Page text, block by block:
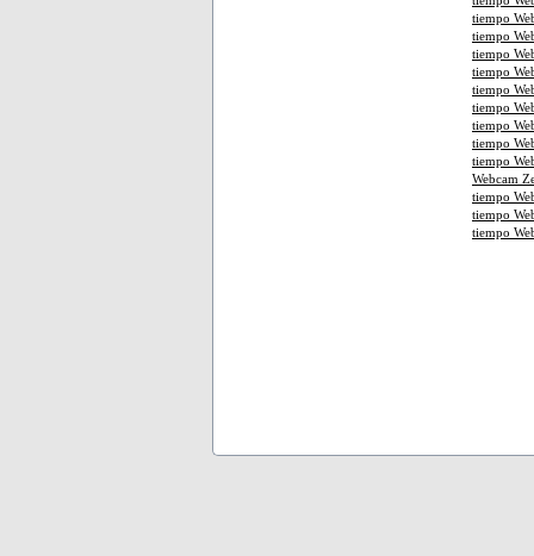
tiempo
tiempo
tiempo
tiempo
tiempo
tiempo
tiempo
tiempo
tiempo
Webcam
tiempo
tiempo
tiempo